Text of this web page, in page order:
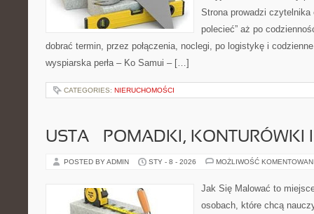
Strona prowadzi czytelnika
polecieć” aż po
dobrać termin, przez połączenia, noclegi, po logistykę i
wyspiarska perła – Ko Samui – […]
CATEGORIES: NIERUCHOMOŚCI
USTA – POMADKI, KONTURÓWKI
POSTED BY ADMIN STY - 8 - 2026 MOŻLIWOŚĆ
Jak Się Malować to
osobach, które chcą